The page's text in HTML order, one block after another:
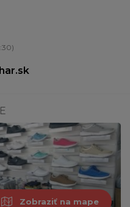
Zobraziť na mape